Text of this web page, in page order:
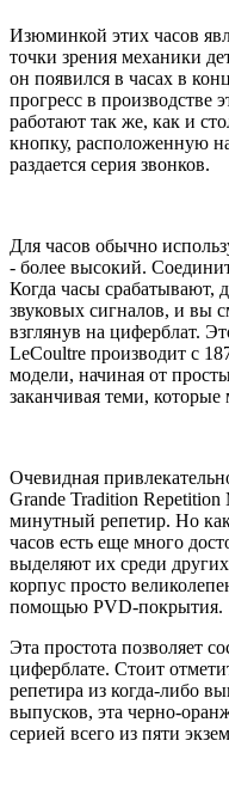
Изюминкой этих часов
точки зрения механики
он появился в часах в
прогресс в производстве
работают так же, как и
кнопку, расположенную
раздается серия звонков.
Для часов обычно
- более высокий.
Когда часы срабатывают,
звуковых сигналов, и вы
взглянув на циферблат.
LeCoultre производит с
модели, начиная от
заканчивая теми,
Очевидная
Grande Tradition Repetition
минутный репетир. Но
часов есть еще много
выделяют их среди
корпус просто
помощью PVD-покрытия.
Эта простота позволяет
циферблате. Стоит
репетира из когда-либо
выпусков, эта черно-
серией всего из пяти